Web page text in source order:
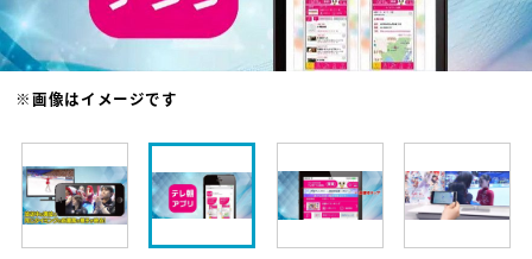
※画像はイメージです